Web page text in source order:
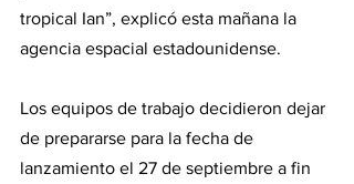
tropical Ian”, explicó esta mañana la
agencia espacial estadounidense.
Los equipos de trabajo decidieron dejar
de prepararse para la fecha de
lanzamiento el 27 de septiembre a fin